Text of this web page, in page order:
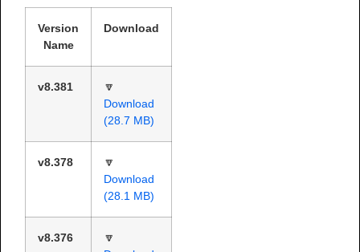
Version
Name
Download
v8.381
🔽
Download
(28.7 MB)
v8.378
🔽
Download
(28.1 MB)
v8.376
🔽